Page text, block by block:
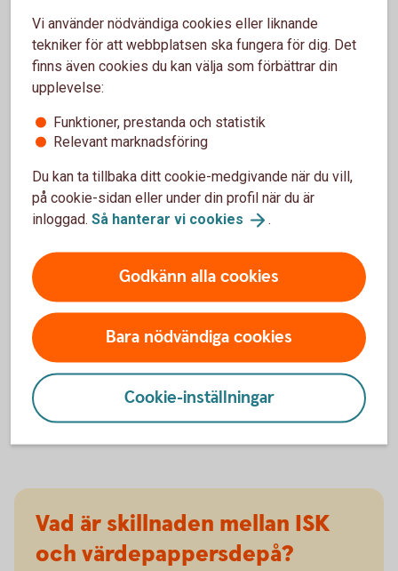
Vad är ett ISK?
Ett investeringssparkonto är en sparform där
du på ett enkelt sätt kan spara i fonder och
aktier.
Du kan sälja fonder och aktier utan att behöva
redogöra för dem i din deklaration. Du betalar
eller får utdelning. I stället betalar du en årlig
schablonskatt baserad på genomsnittet av
kontots värde vid kvartalsskiften och de
Skulle du göra en förlust på dina värdepapper
kan du inte göra avdrag för dem.
oavsett om värdet har ökat eller minskat.
Vad är skillnaden mellan ISK
och värdepappersdepå?
Vi använder nödvändiga cookies eller liknande
tekniker för att webbplatsen ska fungera för dig. Det
finns även cookies du kan välja som förbättrar din
upplevelse:
Funktioner, prestanda och statistik
Relevant marknadsföring
Du kan ta tillbaka ditt cookie-medgivande när du vill,
på cookie-sidan eller under din profil när du är
inloggad. Så hanterar vi cookies .
Godkänn alla cookies
Bara nödvändiga cookies
Cookie-inställningar